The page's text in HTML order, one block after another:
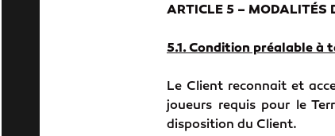
ARTICLE 5 – MODALITÉS
5.1. Condition préalable à
Le Client reconnait et
joueurs requis pour le
disposition du Client.